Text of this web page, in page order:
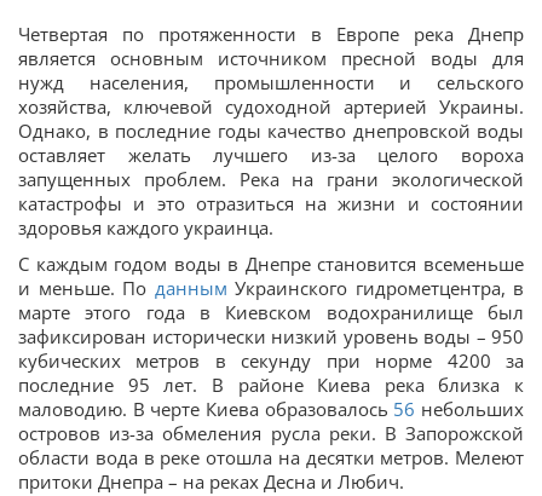
Четвертая по протяженности в Европе река Днепр
является основным источником пресной воды для
нужд населения, промышленности и сельского
хозяйства, ключевой судоходной артерией Украины.
Однако, в последние годы качество днепровской воды
оставляет желать лучшего из-за целого вороха
запущенных проблем. Река на грани экологической
катастрофы и это отразиться на жизни и состоянии
здоровья каждого украинца.
С каждым годом воды в Днепре становится всеменьше
и меньше. По данным Украинского гидрометцентра, в
марте этого года в Киевском водохранилище был
зафиксирован исторически низкий уровень воды – 950
кубических метров в секунду при норме 4200 за
последние 95 лет. В районе Киева река близка к
маловодию. В черте Киева образовалось 56 небольших
островов из-за обмеления русла реки. В Запорожской
области вода в реке отошла на десятки метров. Мелеют
притоки Днепра – на реках Десна и Любич.